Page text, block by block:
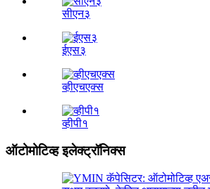
सीएन३
ईएस३
व्हीएचएक्स
व्हीपी१
ऑटोमोटिव्ह इलेक्ट्रॉनिक्स